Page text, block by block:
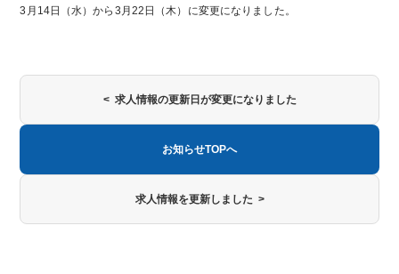
3月14日（水）から3月22日（木）に変更になりました。
< 求人情報の更新日が変更になりました
お知らせTOPへ
求人情報を更新しました >